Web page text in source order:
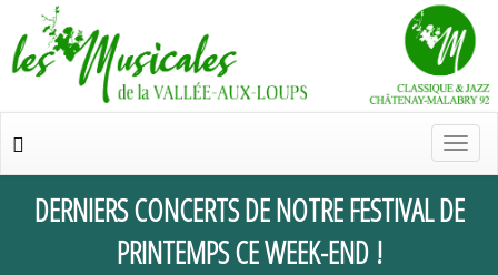
de
DERNIERSCONCERTSDENOTREFESTIVALDE
PRINTEMPSCEWEEK-END !